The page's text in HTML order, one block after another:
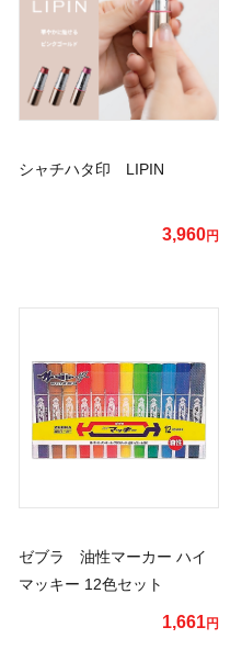
シャチハタ印 LIPIN
3,960円
ゼブラ 油性マーカー ハイ
マッキー 12色セット
1,661円